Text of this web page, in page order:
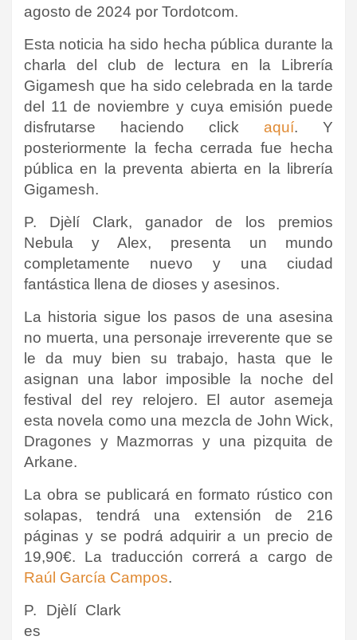
agosto de 2024 por Tordotcom.
Esta noticia ha sido hecha pública durante la
charla del club de lectura en la Librería
Gigamesh que ha sido celebrada en la tarde
del 11 de noviembre y cuya emisión puede
disfrutarse haciendo click aquí. Y
posteriormente la fecha cerrada fue hecha
pública en la preventa abierta en la librería
Gigamesh.
P. Djèlí Clark, ganador de los premios
Nebula y Alex, presenta un mundo
completamente nuevo y una ciudad
fantástica llena de dioses y asesinos.
La historia sigue los pasos de una asesina
no muerta, una personaje irreverente que se
le da muy bien su trabajo, hasta que le
asignan una labor imposible la noche del
festival del rey relojero. El autor asemeja
esta novela como una mezcla de John Wick,
Dragones y Mazmorras y una pizquita de
Arkane.
La obra se publicará en formato rústico con
solapas, tendrá una extensión de 216
páginas y se podrá adquirir a un precio de
19,90€. La traducción correrá a cargo de
Raúl García Campos.
P. Djèlí Clark
es